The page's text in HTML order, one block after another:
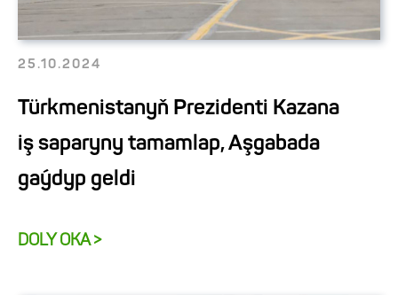
25.10.2024
Türkmenistanyň Prezidenti Kazana
iş saparyny tamamlap, Aşgabada
gaýdyp geldi
DOLY OKA >